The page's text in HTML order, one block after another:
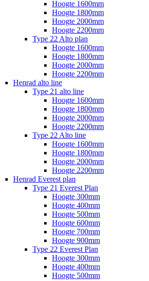
Hoogte 1600mm
Hoogte 1800mm
Hoogte 2000mm
Hoogte 2200mm
Type 22 Alto plan
Hoogte 1600mm
Hoogte 1800mm
Hoogte 2000mm
Hoogte 2200mm
Henrad alto line
Type 21 alto line
Hoogte 1600mm
Hoogte 1800mm
Hoogte 2000mm
Hoogte 2200mm
Type 22 Alto line
Hoogte 1600mm
Hoogte 1800mm
Hoogte 2000mm
Hoogte 2200mm
Henrad Everest plan
Type 21 Everest Plan
Hoogte 300mm
Hoogte 400mm
Hoogte 500mm
Hoogte 600mm
Hoogte 700mm
Hoogte 900mm
Type 22 Everest Plan
Hoogte 300mm
Hoogte 400mm
Hoogte 500mm